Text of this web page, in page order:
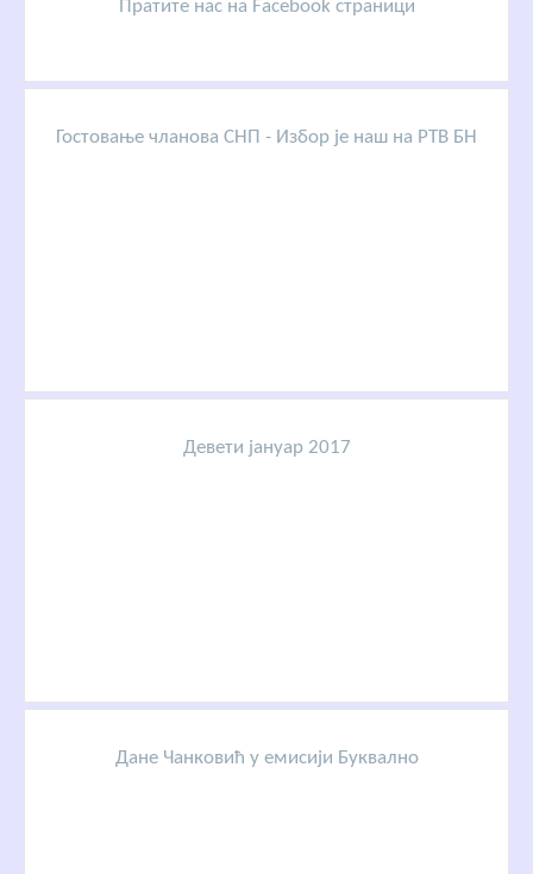
Пратите нас на Facebook страници
Гостовање чланова СНП - Избор је наш на РТВ БН
Девети јануар 2017
Дане Чанковић у емисији Буквално